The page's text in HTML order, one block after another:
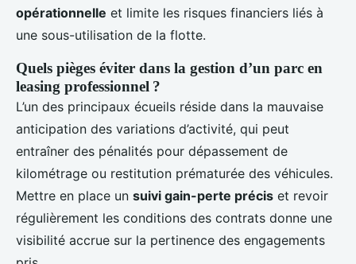
opérationnelle et limite les risques financiers liés à
une sous-utilisation de la flotte.
Quels pièges éviter dans la gestion d’un parc en
leasing professionnel ?
L’un des principaux écueils réside dans la mauvaise
anticipation des variations d’activité, qui peut
entraîner des pénalités pour dépassement de
kilométrage ou restitution prématurée des véhicules.
Mettre en place un suivi gain-perte précis et revoir
régulièrement les conditions des contrats donne une
visibilité accrue sur la pertinence des engagements